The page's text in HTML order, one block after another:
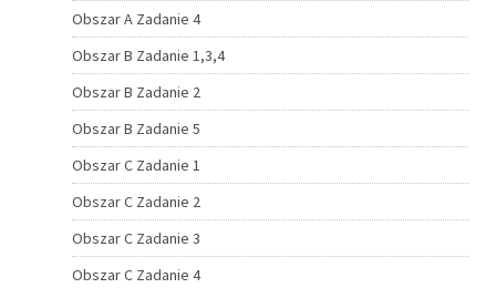
Obszar A Zadanie 4
Obszar B Zadanie 1,3,4
Obszar B Zadanie 2
Obszar B Zadanie 5
Obszar C Zadanie 1
Obszar C Zadanie 2
Obszar C Zadanie 3
Obszar C Zadanie 4